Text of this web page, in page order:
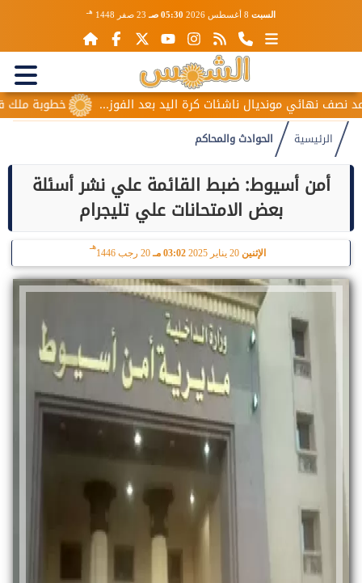
السبت 05:30 صـ 23 صفر 1448 هـ
خطوبة ملك نهائي مونديال ناشئات كرة اليد بعد الفوز...
الرئيسية الحوادث والمحاكم
أمن أسيوط: ضبط القائمة علي نشر أسئلة
بعض الامتحانات علي تليجرام
الإثنين 03:02 مـ 20 رجب 1446
هـ